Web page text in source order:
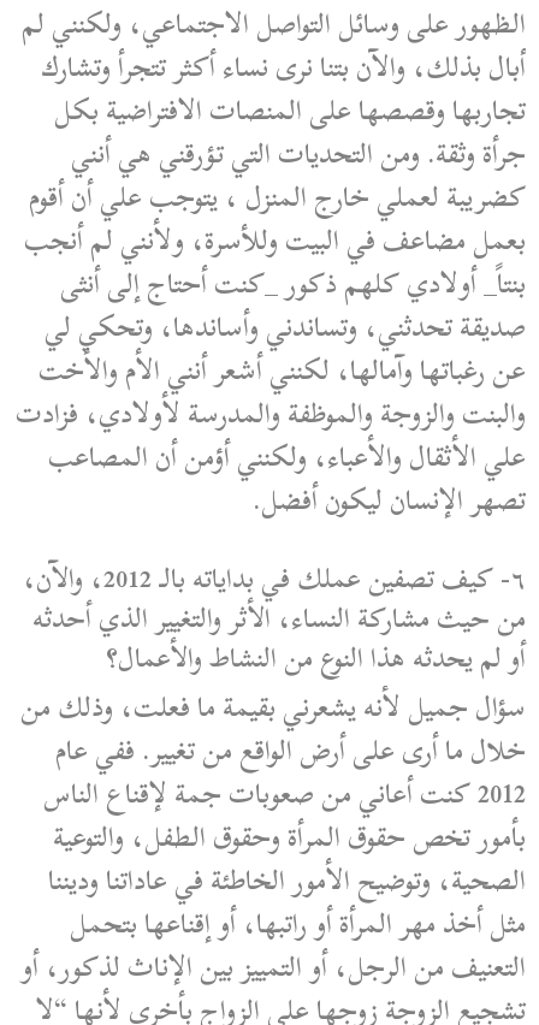
الظهور على وسائل التواصل الاجتماعي، ولكنني لم
أبال بذلك، والآن بتنا نرى نساء أكثر تتجرأ وتشارك
تجاربها وقصصها على المنصات الافتراضية بكل
جرأة وثقة. ومن التحديات التي تؤرقني هي أنني
كضريبة لعملي خارج المنزل ، يتوجب علي أن أقوم
بعمل مضاعف في البيت وللأسرة، ولأنني لم أنجب
بنتاً_ أولادي كلهم ذكور _كنت أحتاج إلى أنثى
صديقة تحدثني، وتساندني وأساندها، وتحكي لي
عن رغباتها وآمالها، لكنني أشعر أنني الأم والأخت
والبنت والزوجة والموظفة والمدرسة لأولادي، فزادت
علي الأثقال والأعباء، ولكنني أؤمن أن المصاعب
تصهر الإنسان ليكون أفضل.
٦- كيف تصفين عملك في بداياته بالـ 2012، والآن،
من حيث مشاركة النساء، الأثر والتغيير الذي أحدثه
أو لم يحدثه هذا النوع من النشاط والأعمال؟
سؤال جميل لأنه يشعرني بقيمة ما فعلت، وذلك من
خلال ما أرى على أرض الواقع من تغيير. ففي عام
2012 كنت أعاني من صعوبات جمة لإقناع الناس
بأمور تخص حقوق المرأة وحقوق الطفل، والتوعية
الصحية، وتوضيح الأمور الخاطئة في عاداتنا وديننا
مثل أخذ مهر المرأة أو راتبها، أو إقناعها بتحمل
التعنيف من الرجل، أو التمييز بين الإناث لذكور، أو
تشجيع الزوجة زوجها على الزواج بأخرى لأنها “لا